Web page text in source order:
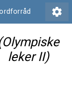
settings
leker II)